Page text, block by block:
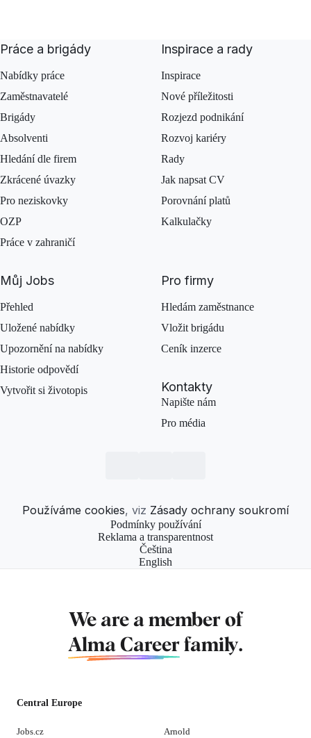
Práce a brigády
Nabídky práce
Zaměstnavatelé
Brigády
Absolventi
Hledání dle firem
Zkrácené úvazky
Pro neziskovky
OZP
Práce v zahraničí
Inspirace a rady
Inspirace
Nové příležitosti
Rozjezd podnikání
Rozvoj kariéry
Rady
Jak napsat CV
Porovnání platů
Kalkulačky
Můj Jobs
Přehled
Uložené nabídky
Upozornění na nabídky
Historie odpovědí
Vytvořit si životopis
Pro firmy
Hledám zaměstnance
Vložit brigádu
Ceník inzerce
Kontakty
Napište nám
Pro média
Používáme cookies, viz Zásady ochrany soukromí
Podmínky používání
Reklama a transparentnost
Čeština
English
We are a member of
Alma Career family.
Central Europe
Jobs.cz
Arnold